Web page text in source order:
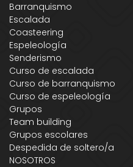
Barranquismo
Escalada
Coasteering
Espeleología
Senderismo
Curso de escalada
Curso de barranquismo
Curso de espeleología
Grupos
Team building
Grupos escolares
Despedida de soltero/a
NOSOTROS